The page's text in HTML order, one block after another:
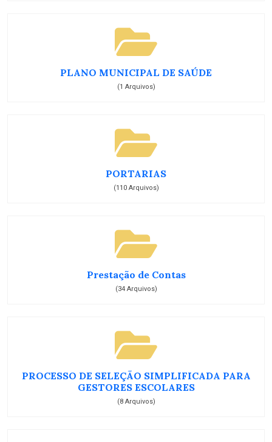
PLANO MUNICIPAL DE SAÚDE
(1 Arquivos)
PORTARIAS
(110 Arquivos)
Prestação de Contas
(34 Arquivos)
PROCESSO DE SELEÇÃO SIMPLIFICADA PARA
GESTORES ESCOLARES
(8 Arquivos)